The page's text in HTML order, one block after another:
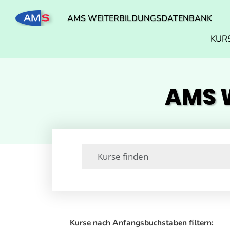
AMS WEITERBILDUNGSDATENBANK
AMS
Kurse nach Anfangsbuchstaben filtern: